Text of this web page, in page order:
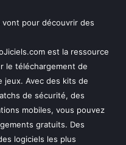
pour découvrir des
est la ressource
le téléchargement de
jeux. Avec des kits de
de sécurité, des
mobiles, vous pouvez
gratuits. Des
logiciels les plus